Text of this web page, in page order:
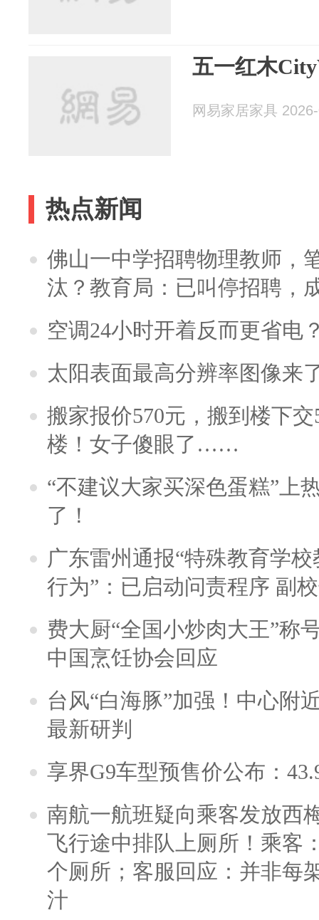
五一红木
网易家居家具
热点新闻
佛山一中学招聘物理教师，
汰？教育局：已叫停招聘，
空调24小时开着反而更省电
太阳表面最高分辨率图像来
搬家报价570元，搬到楼下
楼！女子傻眼了……
“不建议大家买深色蛋糕”上
了！
广东雷州通报“特殊教育学
行为”：已启动问责程序 副
费大厨“全国小炒肉大王”称
中国烹饪协会回应
台风“白海豚”加强！中心附
最新研判
享界G9车型预售价公布：
南航一航班疑向乘客发放西
飞行途中排队上厕所！乘客
个厕所；客服回应：并非每
汁